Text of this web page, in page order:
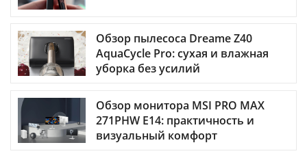
Обзор пылесоса Dreame Z40
AquaCycle Pro: сухая и влажная
уборка без усилий
Обзор монитора MSI PRO MAX
271PHW E14: практичность и
визуальный комфорт